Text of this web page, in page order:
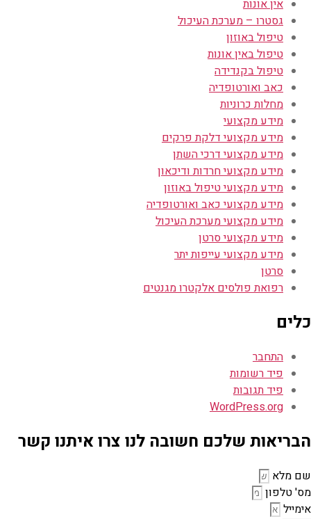
אין אונות
גסטרו – מערכת העיכול
טיפול באוזון
טיפול באין אונות
טיפול בקנדידה
כאב ואורטופדיה
מחלות כרוניות
מידע מקצועי
מידע מקצועי דלקת פרקים
מידע מקצועי דרכי השתן
מידע מקצועי חרדות ודיכאון
מידע מקצועי טיפול באוזון
מידע מקצועי כאב ואורטופדיה
מידע מקצועי מערכת העיכול
מידע מקצועי סרטן
מידע מקצועי עייפות יתר
סרטן
רפואת פולסים אלקטרו מגנטים
כלים
התחבר
פיד רשומות
פיד תגובות
WordPress.org
הבריאות שלכם חשובה לנו צרו איתנו קשר
שם מלא
מס' טלפון
אימייל